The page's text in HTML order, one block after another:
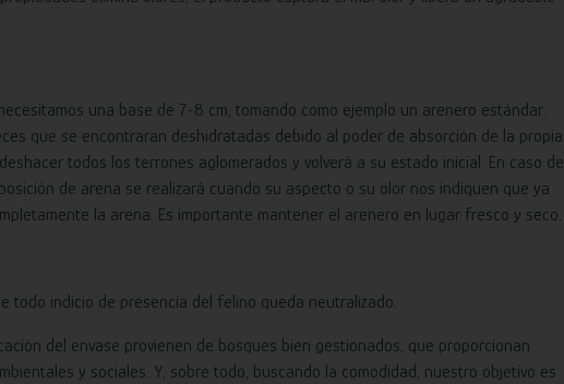
una base de 7-8 cm, tomando como ejemplo un arenero estándar.
que se encontraran deshidratadas debido al poder de absorción de la propia
todos los terrones aglomerados y volverá a su estado inicial. En caso de
de arena se realizará cuando su aspecto o su olor nos indiquen que ya
la arena. Es importante mantener el arenero en lugar fresco y seco.
todo indicio de presencia del felino queda neutralizado.
del envase provienen de bosques bien gestionados, que proporcionan
y sociales. Y, sobre todo, buscando la comodidad, nuestro objetivo es